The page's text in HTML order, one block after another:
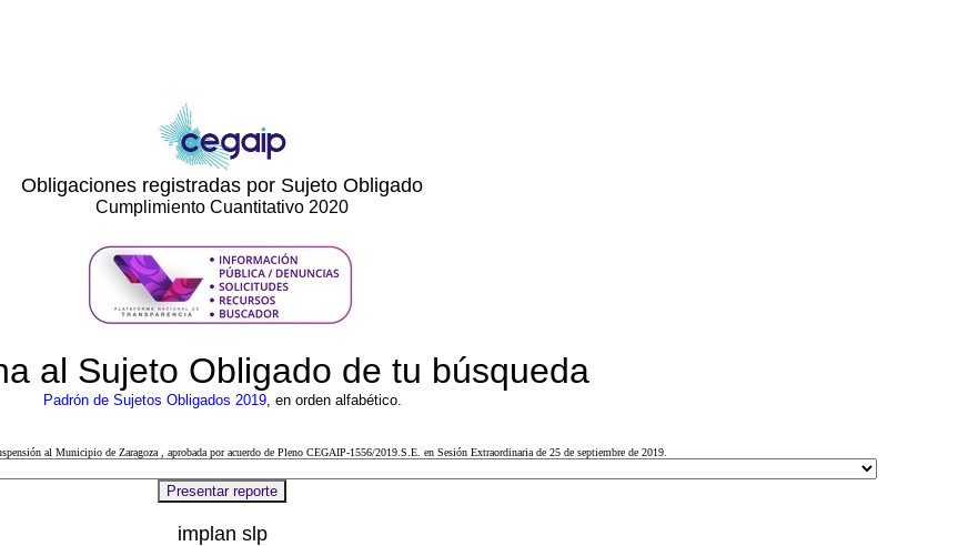
Obligaciones registradas por Sujeto Obligado
Cumplimiento Cuantitativo 2020
al Sujeto Obligado de tu búsqueda
Padrón de Sujetos Obligados 2019, en orden alfabético.
al Municipio de Zaragoza , aprobada por acuerdo de Pleno CEGAIP-1556/2019.S.E. en Sesión Extraordinaria de 25 de septiembre de 2019.
implan slp